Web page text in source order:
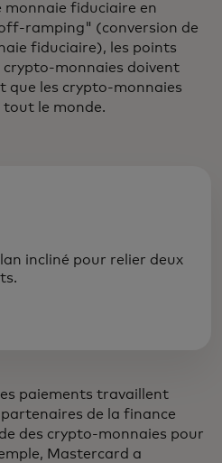
fiduciaire en
ramping" (conversion de
fiduciaire), les points
monnaies doivent
que les crypto-monnaies
tout le monde.
incliné pour relier deux
paiements travaillent
de la finance
des crypto-monnaies pour
Mastercard a